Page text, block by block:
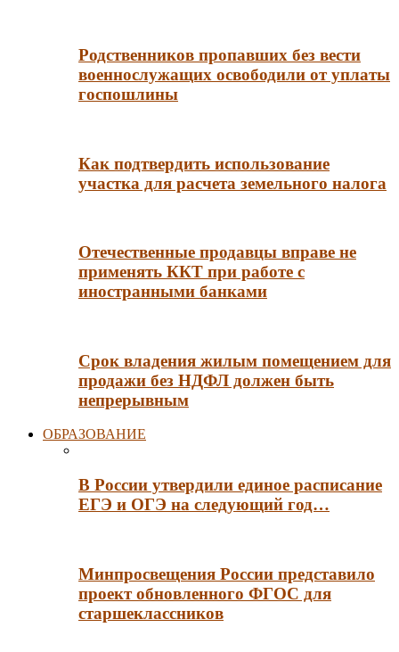
Родственников пропавших без вести
военнослужащих освободили от уплаты
госпошлины
Как подтвердить использование
участка для расчета земельного налога
Отечественные продавцы вправе не
применять ККТ при работе с
иностранными банками
Срок владения жилым помещением для
продажи без НДФЛ должен быть
непрерывным
ОБРАЗОВАНИЕ
В России утвердили единое расписание
ЕГЭ и ОГЭ на следующий год…
Минпросвещения России представило
проект обновленного ФГОС для
старшеклассников